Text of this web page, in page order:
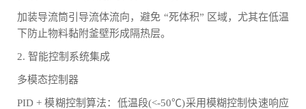
加装导流筒引导流体流向，避免 “死体积” 区域，尤其在低温
下防止物料黏附釜壁形成隔热层。
2. 智能控制系统集成
多模态控制器
PID + 模糊控制算法：低温段(<-50℃)采用模糊控制快速响应